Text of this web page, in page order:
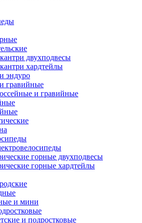
двухподвесы
хардтейлы
эндуро
гравийные
и гравийные
горные двухподвесы
горные хардтейлы
и мини
и подростковые